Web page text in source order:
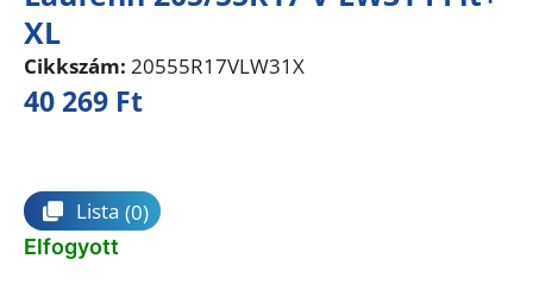
XL
Cikkszám: 20555R17VLW31X
40 269 Ft
Lista (0)
Elfogyott